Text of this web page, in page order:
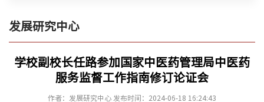
发展研究中心
学校副校长任路参加国家中医药管理局中医药
服务监督工作指南修订论证会
作者：发展研究中心 发布时间：2024-06-18 16:24:43